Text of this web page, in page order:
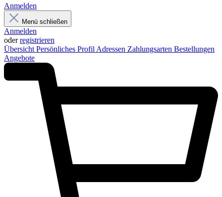
Anmelden
Menü schließen
Anmelden
oderregistrieren
Übersicht Persönliches Profil Adressen Zahlungsarten Bestellungen
Angebote